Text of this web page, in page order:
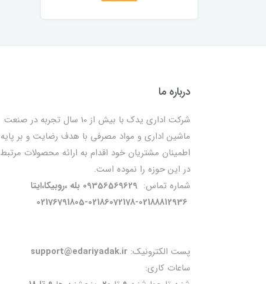
درباره ما
شرکت اداری یدک با بیش از 10 سال تجربه در صنعت
ماشین اداری و مواد مصرفی با هدف رضایت و بر پایه
اطمینان مشتریان خود اقدام به ارائه محصولات مرتبط
در این حوزه را نموده است.
شماره تماس:09356569629 بله ،روبیکا،ایتا
02176791805-02186072178-02188812936
پست الکترونیک: support@edariyadak.ir
ساعات کاری: